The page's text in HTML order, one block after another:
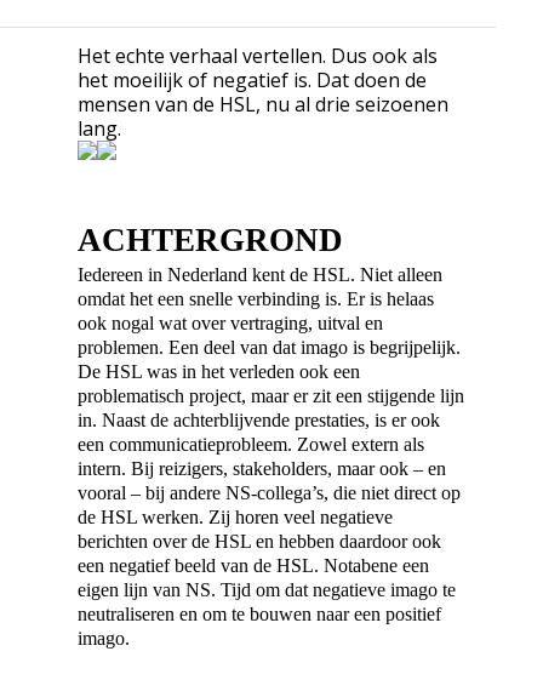
Het echte verhaal vertellen. Dus ook als
het moeilijk of negatief is. Dat doen de
mensen van de HSL, nu al drie seizoenen
lang.
ACHTERGROND
Iedereen in Nederland kent de HSL. Niet alleen
omdat het een snelle verbinding is. Er is helaas
ook nogal wat over vertraging, uitval en
problemen. Een deel van dat imago is begrijpelijk.
De HSL was in het verleden ook een
problematisch project, maar er zit een stijgende lijn
in. Naast de achterblijvende prestaties, is er ook
een communicatieprobleem. Zowel extern als
intern. Bij reizigers, stakeholders, maar ook – en
vooral – bij andere NS-collega’s, die niet direct op
de HSL werken. Zij horen veel negatieve
berichten over de HSL en hebben daardoor ook
een negatief beeld van de HSL. Notabene een
eigen lijn van NS. Tijd om dat negatieve imago te
neutraliseren en om te bouwen naar een positief
imago.